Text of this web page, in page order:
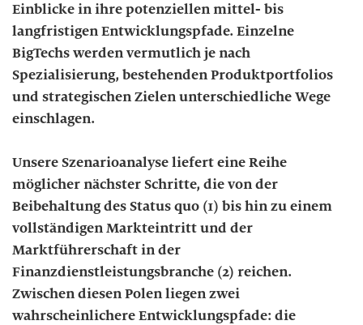
Einblicke in ihre potenziellen mittel- bis
langfristigen Entwicklungspfade. Einzelne
BigTechs werden vermutlich je nach
Spezialisierung, bestehenden Produktportfolios
und strategischen Zielen unterschiedliche Wege
einschlagen.
Unsere Szenarioanalyse liefert eine Reihe
möglicher nächster Schritte, die von der
Beibehaltung des Status quo (1) bis hin zu einem
vollständigen Markteintritt und der
Marktführerschaft in der
Finanzdienstleistungsbranche (2) reichen.
Zwischen diesen Polen liegen zwei
wahrscheinlichere Entwicklungspfade: die